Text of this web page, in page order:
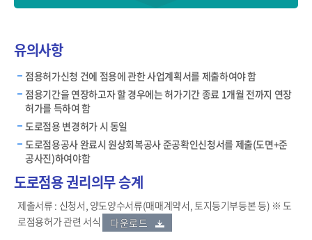
유의사항
점용허가신청 건에 점용에 관한 사업계획서를 제출하여야 함
점용기간을 연장하고자 할 경우에는 허가기간 종료 1개월 전까지 연장
허가를 득하여 함
도로점용 변경허가 시 동일
도로점용공사 완료시 원상회복공사 준공확인신청서를 제출(도면+준
공사진)하여야함
도로점용 권리의무 승계
제출서류 : 신청서, 양도양수서류(매매계약서, 토지등기부등본 등) ※ 도
로점용허가 관련 서식
다운로드